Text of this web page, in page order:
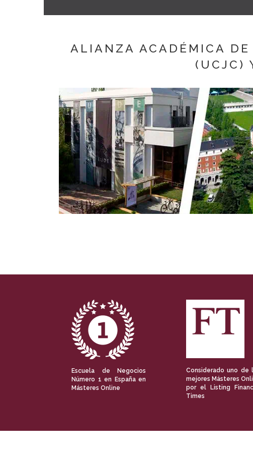
ALIANZA ACADÉMICA
(UCJC)
Escuela de Negocios
Número 1 en España en
Másteres Online
Considerado uno de
mejores Másteres
por el Listing
Times